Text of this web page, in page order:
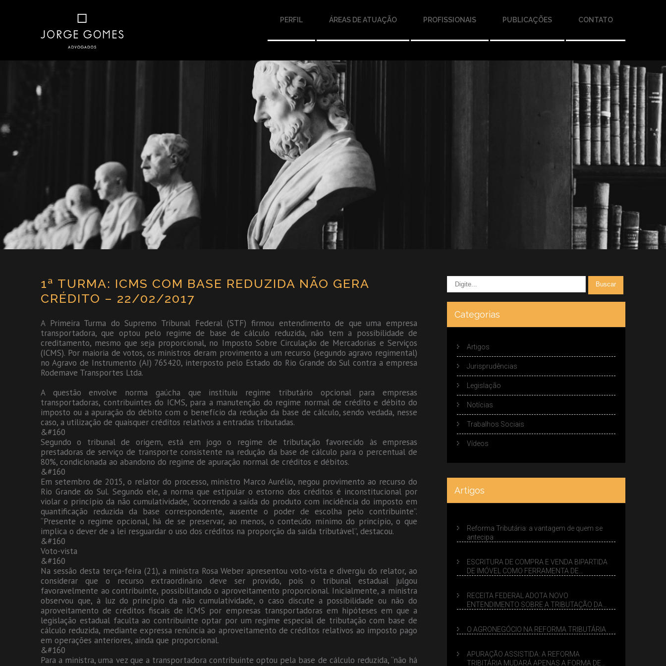
PERFIL ÁREAS DE ATUAÇÃO PROFISSIONAIS PUBLICAÇÕES CONTATO
1ª TURMA: ICMS COM BASE REDUZIDA NÃO GERA
CRÉDITO – 22/02/2017
A Primeira Turma do Supremo Tribunal Federal (STF) firmou entendimento de que uma empresa
transportadora, que optou pelo regime de base de cálculo reduzida, não tem a possibilidade de
creditamento, mesmo que seja proporcional, no Imposto Sobre Circulação de Mercadorias e Serviços
(ICMS). Por maioria de votos, os ministros deram provimento a um recurso (segundo agravo regimental)
no Agravo de Instrumento (AI) 765420, interposto pelo Estado do Rio Grande do Sul contra a empresa
Rodemave Transportes Ltda.
A questão envolve norma gaúcha que instituiu regime tributário opcional para empresas
transportadoras, contribuintes do ICMS, para a manutenção do regime normal de crédito e débito do
imposto ou a apuração do débito com o benefício da redução da base de cálculo, sendo vedada, nesse
caso, a utilização de quaisquer créditos relativos a entradas tributadas.
&#160
Segundo o tribunal de origem, está em jogo o regime de tributação favorecido às empresas
prestadoras de serviço de transporte consistente na redução da base de cálculo para o percentual de
80%, condicionada ao abandono do regime de apuração normal de créditos e débitos.
&#160
Em setembro de 2015, o relator do processo, ministro Marco Aurélio, negou provimento ao recurso do
Rio Grande do Sul. Segundo ele, a norma que estipular o estorno dos créditos é inconstitucional por
violar o princípio da não cumulatividade, “ocorrendo a saída do produto com incidência do imposto em
quantificação reduzida da base correspondente, ausente o poder de escolha pelo contribuinte”.
“Presente o regime opcional, há de se preservar, ao menos, o conteúdo mínimo do princípio, o que
implica o dever de a lei resguardar o uso dos créditos na proporção da saída tributável”, destacou.
&#160
Voto-vista
&#160
Na sessão desta terça-feira (21), a ministra Rosa Weber apresentou voto-vista e divergiu do relator, ao
considerar que o recurso extraordinário deve ser provido, pois o tribunal estadual julgou
favoravelmente ao contribuinte, possibilitando o aproveitamento proporcional. Inicialmente, a ministra
observou que, à luz do princípio da não cumulatividade, o caso discute a possibilidade ou não do
aproveitamento de créditos fiscais de ICMS por empresas transportadoras em hipóteses em que a
legislação estadual faculta ao contribuinte optar por um regime especial de tributação com base de
cálculo reduzida, mediante expressa renúncia ao aproveitamento de créditos relativos ao imposto pago
em operações anteriores, ainda que proporcional.
&#160
Para a ministra, uma vez que a transportadora contribuinte optou pela base de cálculo reduzida, “não há
Categorias
Artigos
Jurisprudências
Legislação
Notícias
Trabalhos Sociais
Vídeos
Artigos
Reforma Tributária: a vantagem de quem se
antecipa
ESCRITURA DE COMPRA E VENDA BIPARTIDA
DE IMÓVEL COMO FERRAMENTA DE
RECEITA FEDERAL ADOTA NOVO
ENTENDIMENTO SOBRE A TRIBUTAÇÃO DA
O AGRONEGÓCIO NA REFORMA TRIBUTÁRIA
APURAÇÃO ASSISTIDA: A REFORMA
TRIBITÁRIA MUDARÁ APENAS A FORMA DE